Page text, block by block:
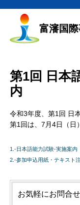
富瀋国
第1回 日本
内
令和3年度、第1回 日
第1回は、7月4日（日
1.-日本語能力試験-実施案内
2.-参加申込用紙・テキスト
お気軽にお問合せ